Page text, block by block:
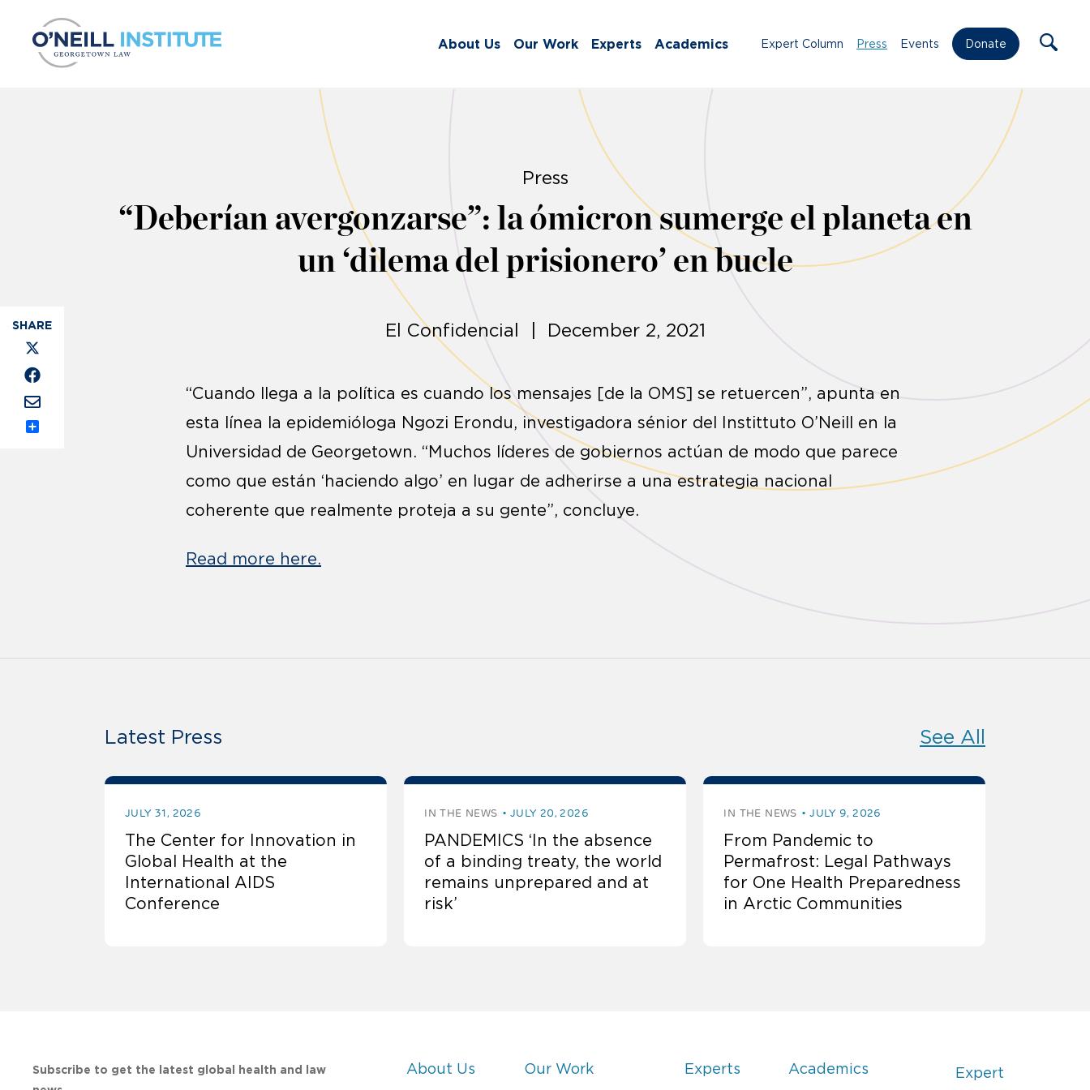
About Us Our Work Experts Academics Expert Column Press Events Donate
Press
“Deberían avergonzarse”: la ómicron sumerge el planeta en
un ‘dilema del prisionero’ en bucle
El Confidencial | December 2, 2021
“Cuando llega a la política es cuando los mensajes [de la OMS] se retuercen”, apunta en
esta línea la epidemióloga Ngozi Erondu, investigadora sénior del Instittuto O’Neill en la
Universidad de Georgetown. “Muchos líderes de gobiernos actúan de modo que parece
como que están ‘haciendo algo’ en lugar de adherirse a una estrategia nacional
coherente que realmente proteja a su gente”, concluye.
Read more here.
Latest Press See All
JULY 31, 2026
The Center for Innovation in
Global Health at the
International AIDS
Conference
IN THE NEWS JULY 20, 2026
PANDEMICS ‘In the absence
of a binding treaty, the world
remains unprepared and at
risk’
IN THE NEWS JULY 9, 2026
From Pandemic to
Permafrost: Legal Pathways
for One Health Preparedness
in Arctic Communities
Subscribe to get the latest global health and law
About Us Our Work Experts Academics Expert